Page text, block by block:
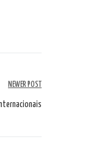
NEWER POST